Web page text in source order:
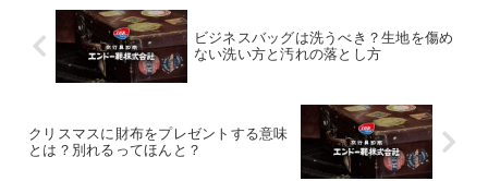
ビジネスバッグは洗うべき？生地を傷め
ない洗い方と汚れの落とし方
クリスマスに財布をプレゼントする意味
とは？別れるってほんと？